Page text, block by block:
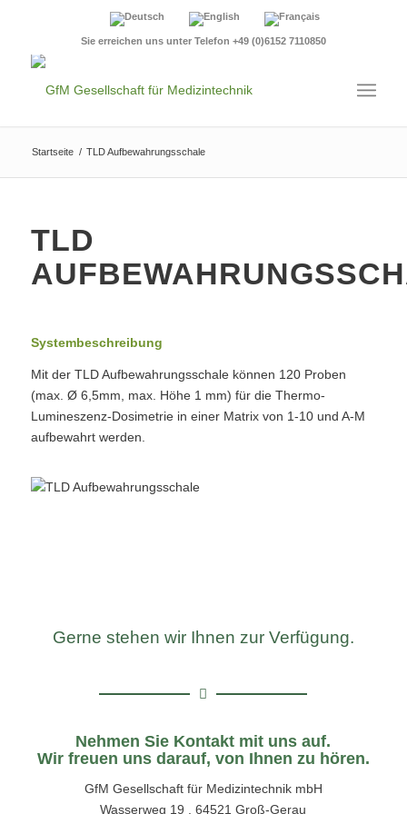
Sie erreichen uns unter Telefon +49 (0)6152 7110850
Startseite / TLD Aufbewahrungsschale
TLD
Systembeschreibung
Mit der TLD Aufbewahrungsschale können 120 Proben
(max. Ø 6,5mm, max. Höhe 1 mm) für die Thermo-
Lumineszenz-Dosimetrie in einer Matrix von 1-10 und A-M
aufbewahrt werden.
Gerne stehen wir Ihnen zur Verfügung.
Nehmen Sie Kontakt mit uns auf.
Wir freuen uns darauf, von Ihnen zu hören.
GfM Gesellschaft für Medizintechnik mbH
Wasserweg 19 . 64521 Groß-Gerau